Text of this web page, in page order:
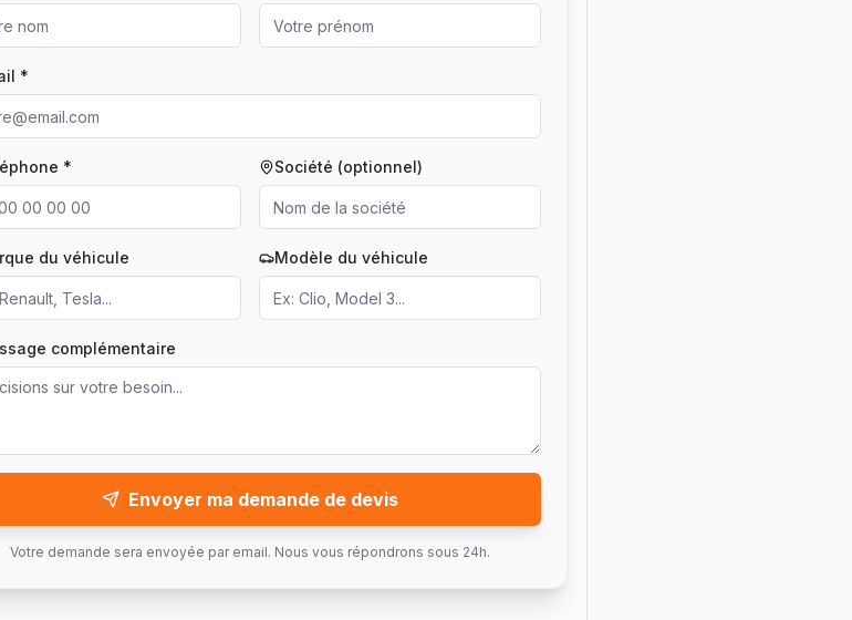
*
* Société (optionnel)
du véhicule Modèle du véhicule
complémentaire
Envoyer ma demande de devis
Votre demande sera envoyée par email. Nous vous répondrons sous 24h.